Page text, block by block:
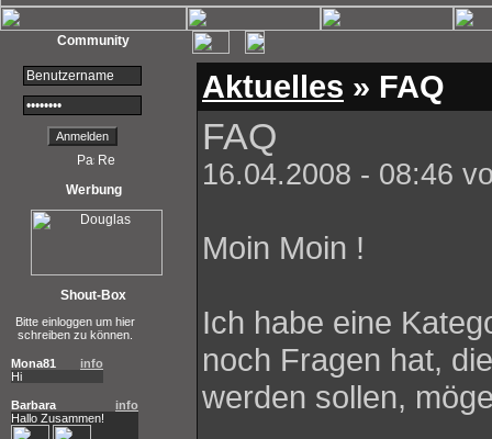
Community
Werbung
Shout-Box
Bitte einloggen um hier
schreiben zu können.
Mona81
info
Hi
Barbara
info
Hallo Zusammen!
Aktuelles » FAQ
FAQ
16.04.2008 - 08:46
Moin Moin !
Ich habe eine
noch Fragen hat,
werden sollen,